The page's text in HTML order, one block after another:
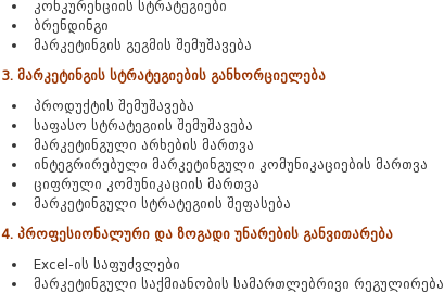
კონკურენციის სტრატეგიები
ბრენდინგი
მარკეტინგის გეგმის შემუშავება
3. მარკეტინგის სტრატეგიების განხორციელება
პროდუქტის შემუშავება
საფასო სტრატეგიის შემუშავება
მარკეტინგული არხების მართვა
ინტეგრირებული მარკეტინგული კომუნიკაციების მართვა
ციფრული კომუნიკაციის მართვა
მარკეტინგული სტრატეგიის შეფასება
4. პროფესიონალური და ზოგადი უნარების განვითარება
Excel-ის საფუძვლები
მარკეტინგული საქმიანობის სამართლებრივი რეგულირება